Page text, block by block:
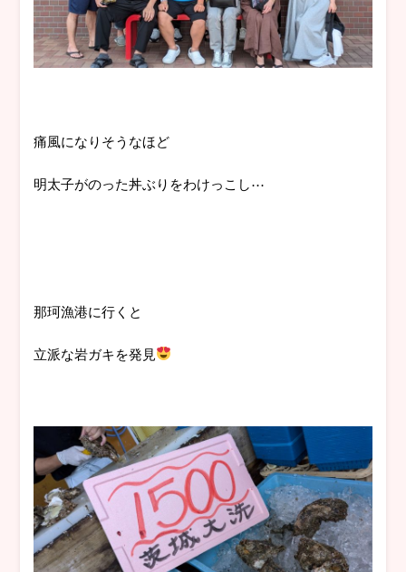
痛風になりそうなほど
明太子がのった丼ぶりをわけっこし⋯
那珂漁港に行くと
立派な岩ガキを発見